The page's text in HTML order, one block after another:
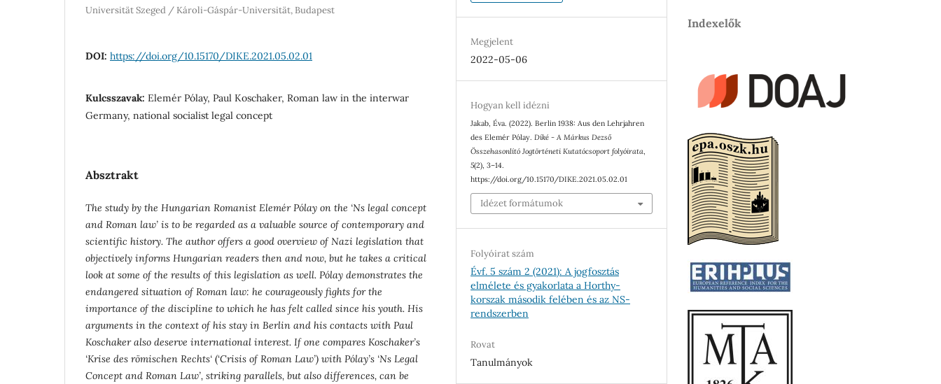
Universität Szeged / Károli-Gáspár-Universität, Budapest
DOI: https://doi.org/10.15170/DIKE.2021.05.02.01
Kulcsszavak: Elemér Pólay, Paul Koschaker, Roman law in the interwar
Germany, national socialist legal concept
Absztrakt
The study by the Hungarian Romanist Elemér Pólay on the ‘Ns legal concept
and Roman law’ is to be regarded as a valuable source of contemporary and
scientific history. The author offers a good overview of Nazi legislation that
objectively informs Hungarian readers then and now, but he takes a critical
look at some of the results of this legislation as well. Pólay demonstrates the
endangered situation of Roman law: he courageously fights for the
importance of the discipline to which he has felt called since his youth. His
arguments in the context of his stay in Berlin and his contacts with Paul
Koschaker also deserve international interest. If one compares Koschaker’s
‘Krise des römischen Rechts‘ (‘Crisis of Roman Law’) with Pólay’s ‘Ns Legal
Concept and Roman Law’, striking parallels, but also differences, can be
Megjelent
2022-05-06
Hogyan kell idézni
Jakab, Éva. (2022). Berlin 1938: Aus den Lehrjahren
des Elemér Pólay.Díké - A Márkus Dezső
Összehasonlító Jogtörténeti Kutatócsoport folyóirata,
5(2), 3–14.
https://doi.org/10.15170/DIKE.2021.05.02.01
Idézet formátumok
Folyóirat szám
Évf. 5 szám 2 (2021): A jogfosztás
elmélete és gyakorlata a Horthy-
korszak második felében és az NS-
rendszerben
Rovat
Tanulmányok
Indexelők